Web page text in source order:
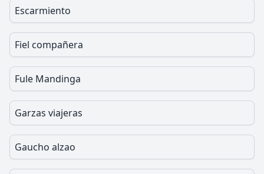
Escarmiento
Fiel compañera
Fule Mandinga
Garzas viajeras
Gaucho alzao